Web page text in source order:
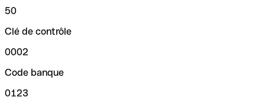
50
Clé de contrôle
0002
Code banque
0123